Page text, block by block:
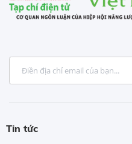
Tin tức